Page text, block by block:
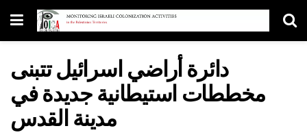
دائرة أراضي اسرائيل تتبنى
مخططات استيطانية جديدة في
مدينة القدس